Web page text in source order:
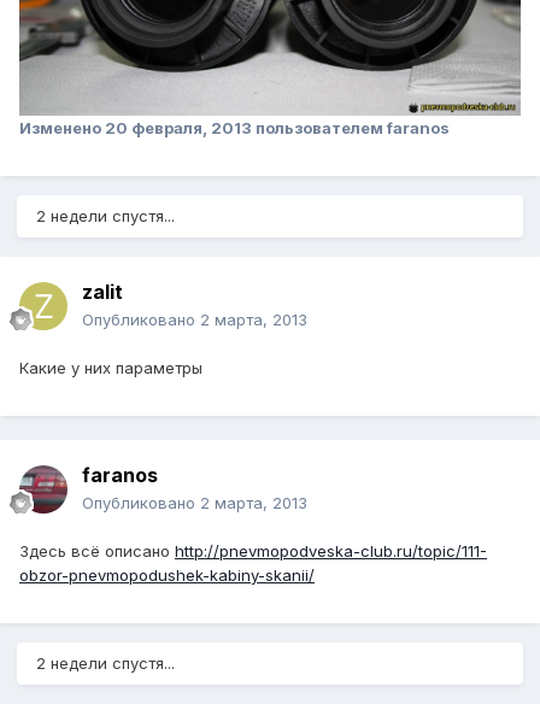
Изменено 20 февраля, 2013 пользователем faranos
2 недели спустя...
zalit
Опубликовано 2 марта, 2013
Какие у них параметры
faranos
Опубликовано 2 марта, 2013
Здесь всё описано http://pnevmopodveska-club.ru/topic/111-
obzor-pnevmopodushek-kabiny-skanii/
2 недели спустя...